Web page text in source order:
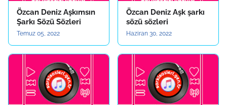
Özcan Deniz Aşkımsın
Şarkı Sözü Sözleri
Temuz 05, 2022
Özcan Deniz Aşk şarkı
sözü sözleri
Haziran 30, 2022